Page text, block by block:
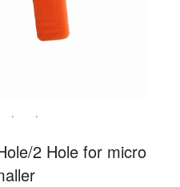
2 Hole for micro